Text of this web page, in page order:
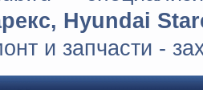
Hyundai
и запчасти -